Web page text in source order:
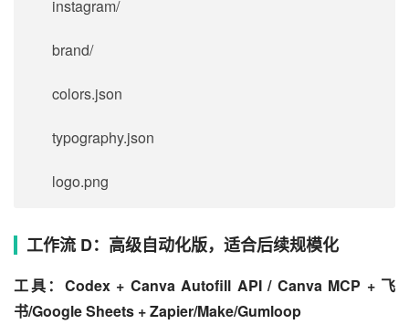
instagram/
brand/
colors.json
typography.json
logo.png
工作流 D：高级自动化版，适合后续规模化
工具：Codex + Canva Autofill API / Canva MCP + 飞
书/Google Sheets + Zapier/Make/Gumloop